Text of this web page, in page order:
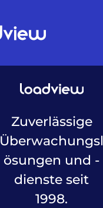
Zuverlässige
Überwachungsl
ösungen und -
dienste seit
1998.